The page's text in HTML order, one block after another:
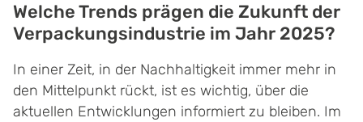
Welche Trends prägen die Zukunft der
Verpackungsindustrie im Jahr 2025?
In einer Zeit, in der Nachhaltigkeit immer mehr in
den Mittelpunkt rückt, ist es wichtig, über die
aktuellen Entwicklungen informiert zu bleiben. Im